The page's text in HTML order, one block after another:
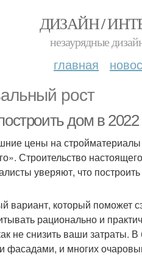
ДИЗАЙН /
незаурядные
главная
рост
дом в
цены на стройматериалы
Строительство
уверяют, что
вариант, который поможет
рационально и
не снизить ваши затраты.
фасадами, и многих